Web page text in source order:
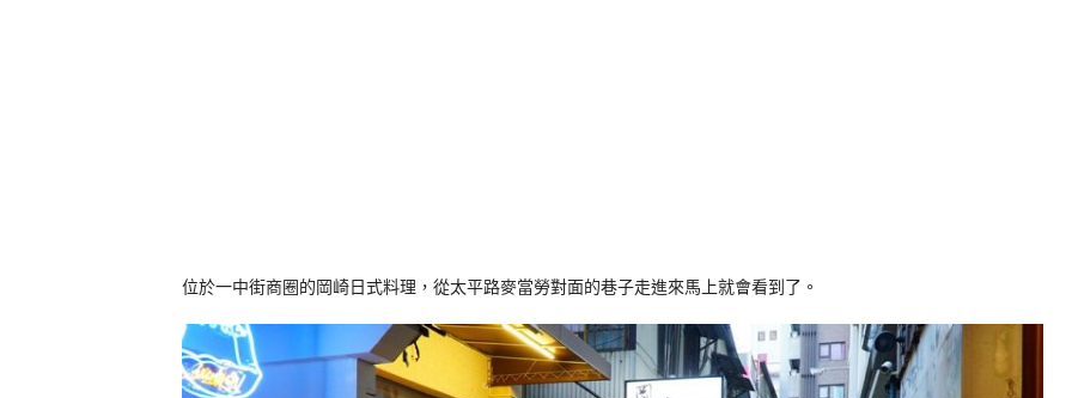
位於一中街商圈的岡崎日式料理，從太平路麥當勞對面的巷子走進來馬上就會看到了。